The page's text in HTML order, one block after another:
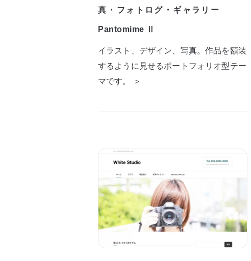
真・フォトログ・ギャラリー
Pantomime Ⅱ
イラスト、デザイン、写真。作品を額装
するように見せるポートフォリオ型テー
マです。 ＞